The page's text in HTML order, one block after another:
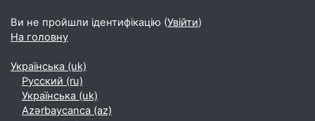
Ви не пройшли ідентифікацію (Увійти)
На головну
Українська ‎(uk)‎
Русский ‎(ru)‎
Українська ‎(uk)‎
Azərbaycanca ‎(az)‎